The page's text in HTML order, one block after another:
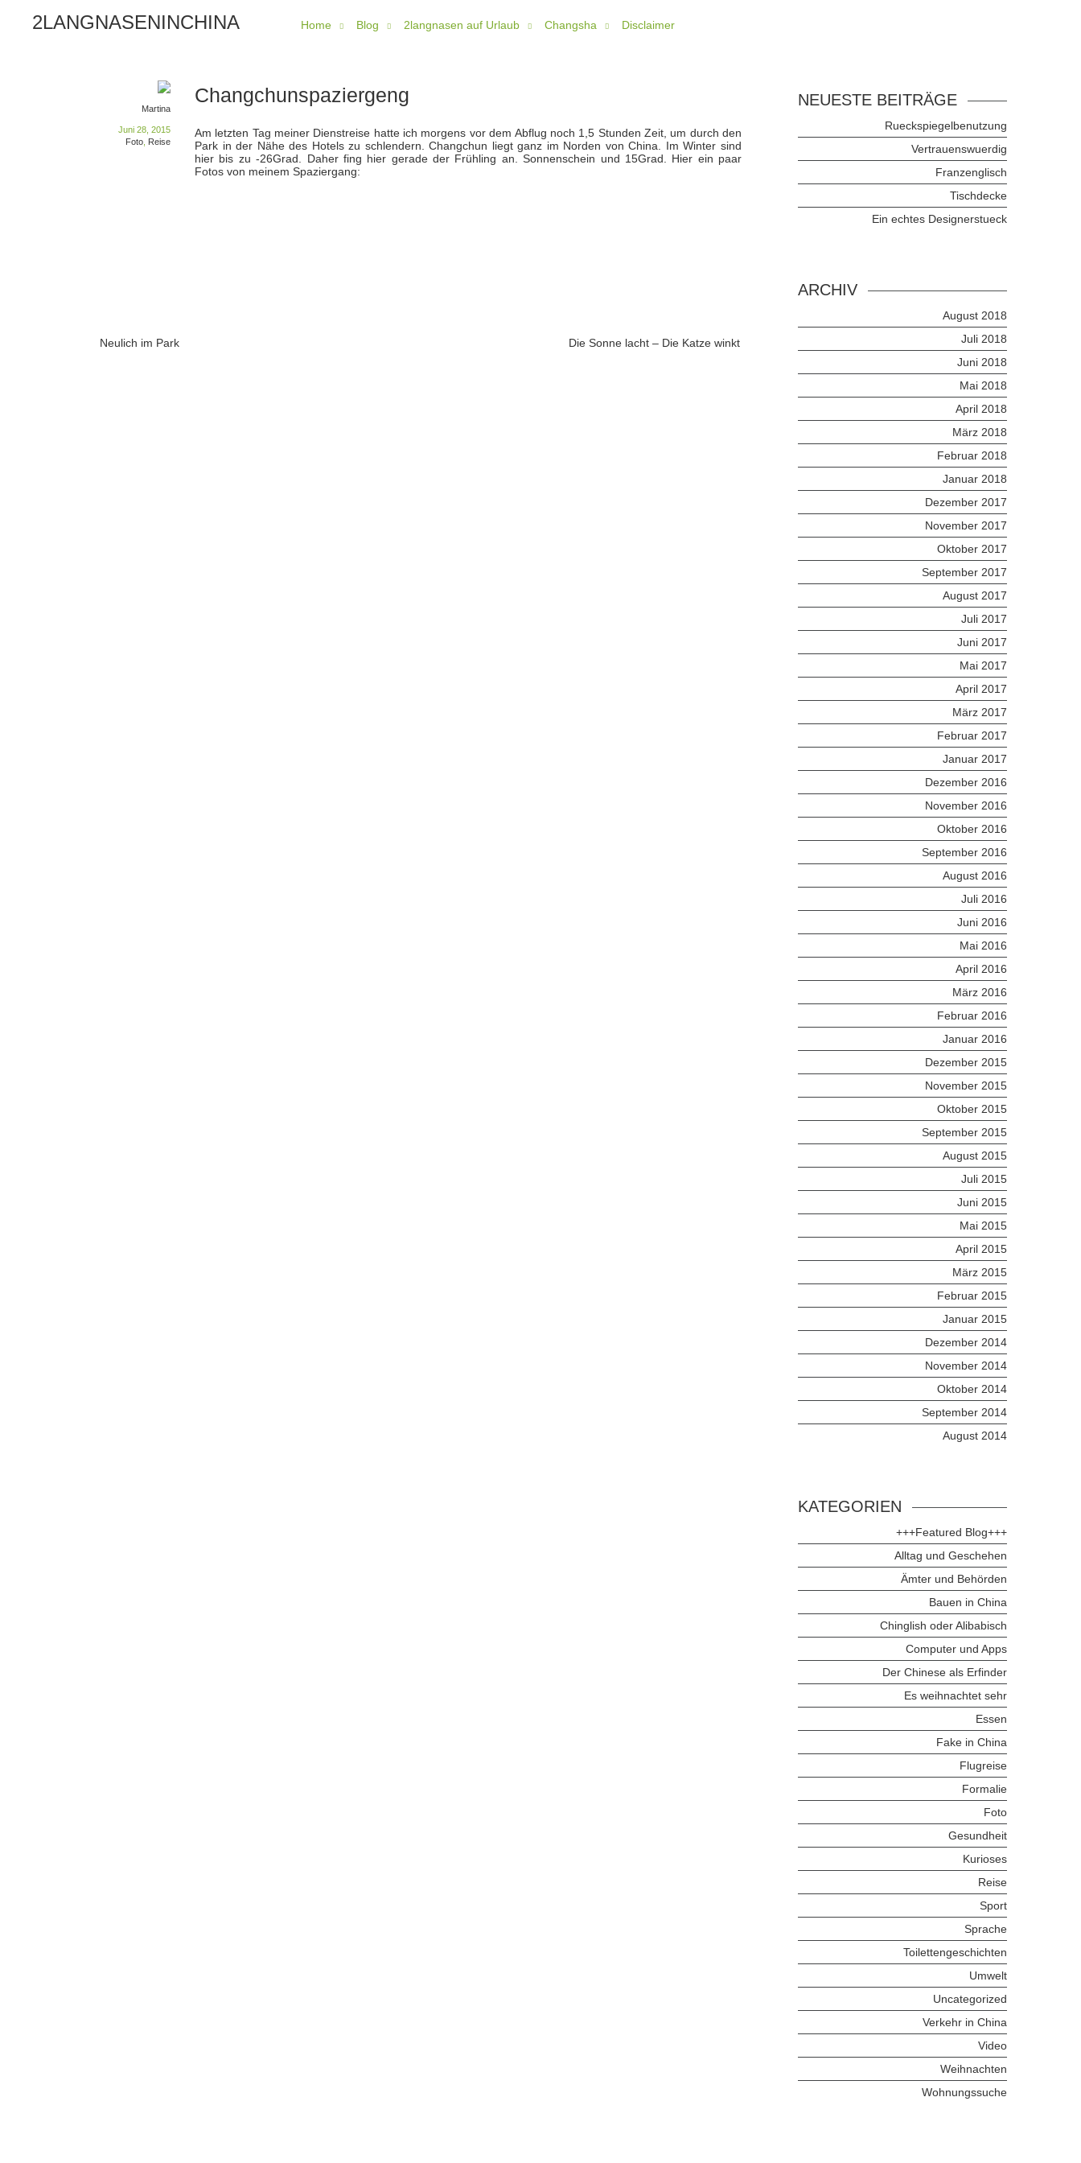
2LANGNASENINCHINA Home Blog 2langnasen auf Urlaub Changsha Disclaimer
Changchunspaziergeng
Martina
Juni 28, 2015
Foto, Reise
Am letzten Tag meiner Dienstreise hatte ich morgens vor dem Abflug noch 1,5 Stunden Zeit, um durch den
Park in der Nähe des Hotels zu schlendern. Changchun liegt ganz im Norden von China. Im Winter sind
hier bis zu -26Grad. Daher fing hier gerade der Frühling an. Sonnenschein und 15Grad. Hier ein paar
Fotos von meinem Spaziergang:
Neulich im Park Die Sonne lacht – Die Katze winkt
NEUESTE BEITRÄGE
Rueckspiegelbenutzung
Vertrauenswuerdig
Franzenglisch
Tischdecke
Ein echtes Designerstueck
ARCHIV
August 2018
Juli 2018
Juni 2018
Mai 2018
April 2018
März 2018
Februar 2018
Januar 2018
Dezember 2017
November 2017
Oktober 2017
September 2017
August 2017
Juli 2017
Juni 2017
Mai 2017
April 2017
März 2017
Februar 2017
Januar 2017
Dezember 2016
November 2016
Oktober 2016
September 2016
August 2016
Juli 2016
Juni 2016
Mai 2016
April 2016
März 2016
Februar 2016
Januar 2016
Dezember 2015
November 2015
Oktober 2015
September 2015
August 2015
Juli 2015
Juni 2015
Mai 2015
April 2015
März 2015
Februar 2015
Januar 2015
Dezember 2014
November 2014
Oktober 2014
September 2014
August 2014
KATEGORIEN
+++Featured Blog+++
Alltag und Geschehen
Ämter und Behörden
Bauen in China
Chinglish oder Alibabisch
Computer und Apps
Der Chinese als Erfinder
Es weihnachtet sehr
Essen
Fake in China
Flugreise
Formalie
Foto
Gesundheit
Kurioses
Reise
Sport
Sprache
Toilettengeschichten
Umwelt
Uncategorized
Verkehr in China
Video
Weihnachten
Wohnungssuche